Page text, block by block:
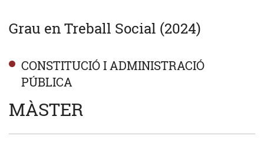
Grau en Treball Social (2024)
CONSTITUCIÓ I ADMINISTRACIÓ
PÚBLICA
MÀSTER